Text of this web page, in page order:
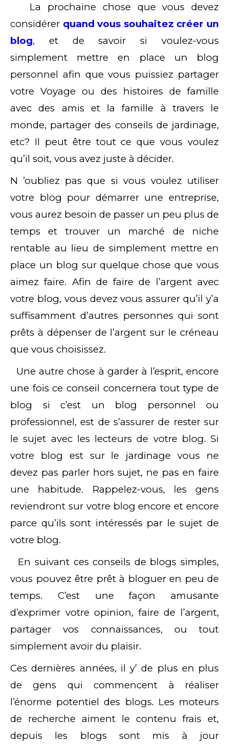
La prochaine chose que vous devez
considérer quand vous souhaitez créer un
blog, et de savoir si voulez-vous
simplement mettre en place un blog
personnel afin que vous puissiez partager
votre Voyage ou des histoires de famille
avec des amis et la famille à travers le
monde, partager des conseils de jardinage,
etc? Il peut être tout ce que vous voulez
qu’il soit, vous avez juste à décider.
N ’oubliez pas que si vous voulez utiliser
votre blog pour démarrer une entreprise,
vous aurez besoin de passer un peu plus de
temps et trouver un marché de niche
rentable au lieu de simplement mettre en
place un blog sur quelque chose que vous
aimez faire. Afin de faire de l’argent avec
votre blog, vous devez vous assurer qu’il y’a
suffisamment d’autres personnes qui sont
prêts à dépenser de l’argent sur le créneau
que vous choisissez.
Une autre chose à garder à l’esprit, encore
une fois ce conseil concernera tout type de
blog si c’est un blog personnel ou
professionnel, est de s’assurer de rester sur
le sujet avec les lecteurs de votre blog. Si
votre blog est sur le jardinage vous ne
devez pas parler hors sujet, ne pas en faire
une habitude. Rappelez-vous, les gens
reviendront sur votre blog encore et encore
parce qu’ils sont intéressés par le sujet de
votre blog.
En suivant ces conseils de blogs simples,
vous pouvez être prêt à bloguer en peu de
temps. C’est une façon amusante
d’exprimer votre opinion, faire de l’argent,
partager vos connaissances, ou tout
simplement avoir du plaisir.
Ces dernières années, il y’ de plus en plus
de gens qui commencent à réaliser
l’énorme potentiel des blogs. Les moteurs
de recherche aiment le contenu frais et,
depuis les blogs sont mis à jour